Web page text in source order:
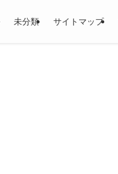
未分類 サイトマップ